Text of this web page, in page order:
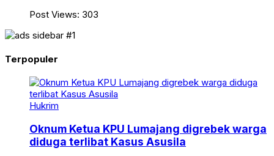
Post Views: 303
Terpopuler
Hukrim
Oknum Ketua KPU Lumajang digrebek warga
diduga terlibat Kasus Asusila